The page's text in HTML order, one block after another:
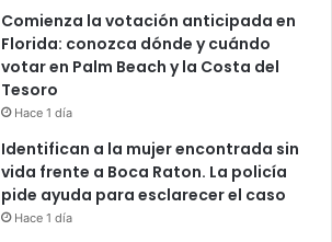
Comienza la votación anticipada en
Florida: conozca dónde y cuándo
votar en Palm Beach y la Costa del
Tesoro
Hace 1 día
Identifican a la mujer encontrada sin
vida frente a Boca Raton. La policía
pide ayuda para esclarecer el caso
Hace 1 día